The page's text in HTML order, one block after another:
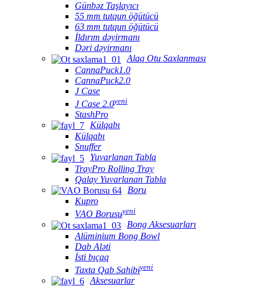
Günbəz Taşlayıcı
55 mm tutqun öğütücü
63 mm tutqun öğütücü
İldırım dəyirmanı
Dəri dəyirmanı
Alaq Otu Saxlanması
CannaPuck1.0
CannaPuck2.0
J Case
J Case 2.0yeni
StashPro
Külqabı
Külqabı
Snuffer
Yuvarlanan Tabla
TrayPro Rolling Tray
Qalay Yuvarlanan Tabla
Boru
Kupro
VAO Borusuyeni
Bong Aksesuarları
Alüminium Bong Bowl
Dab Aləti
İsti bıçaq
Taxta Qab Sahibiyeni
Aksesuarlar